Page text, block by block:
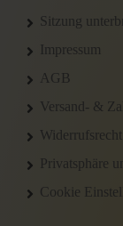
Sitzung
Impressum
AGB
Versand- &
Privatsphäre
Cookie